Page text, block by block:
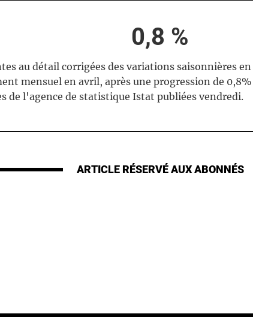
0,8 %
au détail corrigées des variations saisonnières
mensuel en avril, après une progression de
de l'agence de statistique Istat publiées vendredi.
ARTICLE RÉSERVÉAUX ABONNÉS